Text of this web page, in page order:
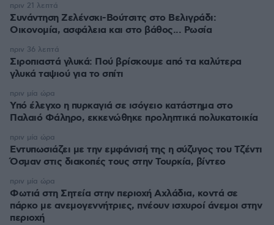
Συνάντηση Ζελένσκι-Βούτσιτς στο Βελιγράδι:
Οικονομία, ασφάλεια και στο βάθος... Ρωσία
πριν 21 λεπτά
Σιροπιαστά γλυκά: Πού βρίσκουμε από τα καλύτερα
γλυκά ταψιού για το σπίτι
πριν 36 λεπτά
Υπό έλεγχο η πυρκαγιά σε ισόγειο κατάστημα στο
Παλαιό Φάληρο, εκκενώθηκε προληπτικά πολυκατοικία
πριν μία ώρα
Εντυπωσιάζει με την εμφάνισή της η σύζυγος του Τζέντι
Όσμαν στις διακοπές τους στην Τουρκία, βίντεο
πριν μία ώρα
Φωτιά στη Σητεία στην περιοχή Αχλάδια, κοντά σε
πάρκο με ανεμογεννήτριες, πνέουν ισχυροί άνεμοι στην
περιοχή
πριν μία ώρα